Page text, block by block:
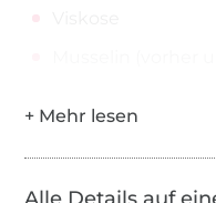
Schritt für Schritt